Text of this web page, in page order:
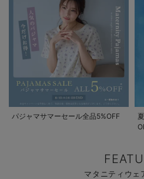
パジャマサマーセール全品5%OFF
マタニティウェ